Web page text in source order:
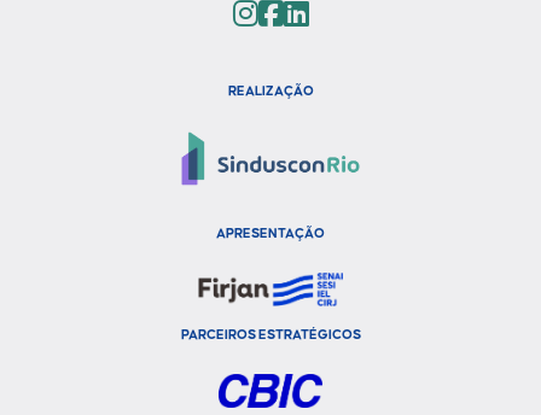
REALIZAÇÃO
APRESENTAÇÃO
PARCEIROS ESTRATÉGICOS